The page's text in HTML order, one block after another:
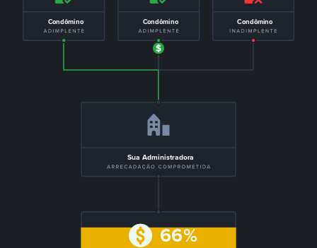
66%
Sua Administradora
Condômino
Condômino Condômino